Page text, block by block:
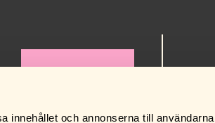
innehållet och annonserna till